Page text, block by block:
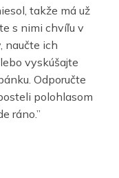
takže má už
s nimi chvíľu v
naučte ich
vyskúšajte
Odporučte
polohlasom
ráno.”